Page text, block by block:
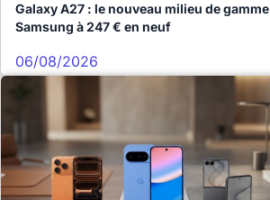
Galaxy A27 : le nouveau milieu de gamme
Samsung à 247 € en neuf
06/08/2026